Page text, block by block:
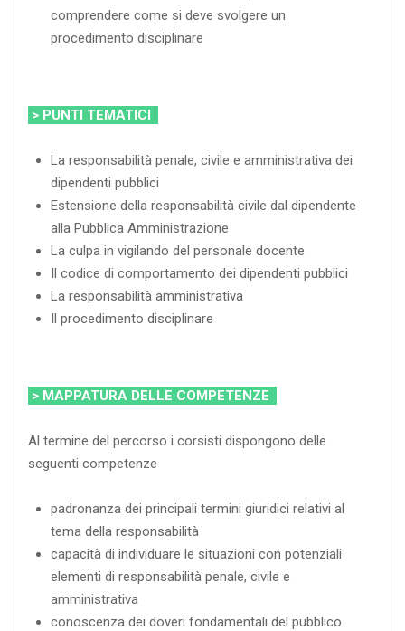
comprendere come si deve svolgere un
procedimento disciplinare
> PUNTI TEMATICI
La responsabilità penale, civile e amministrativa dei
dipendenti pubblici
Estensione della responsabilità civile dal dipendente
alla Pubblica Amministrazione
La culpa in vigilando del personale docente
Il codice di comportamento dei dipendenti pubblici
La responsabilità amministrativa
Il procedimento disciplinare
> MAPPATURA DELLE COMPETENZE
Al termine del percorso i corsisti dispongono delle
seguenti competenze
padronanza dei principali termini giuridici relativi al
tema della responsabilità
capacità di individuare le situazioni con potenziali
elementi di responsabilità penale, civile e
amministrativa
conoscenza dei doveri fondamentali del pubblico